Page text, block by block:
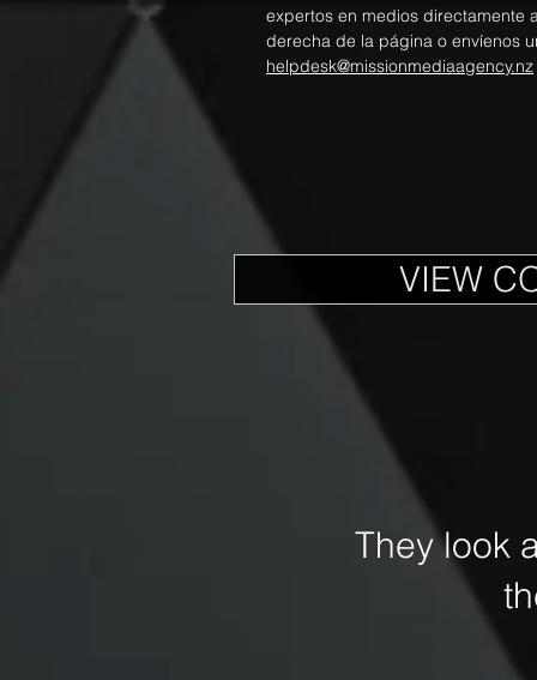
expertos en medios directamente
derecha de la página o envíenos
helpdesk@missionmediaagency.nz
VIEW
They look